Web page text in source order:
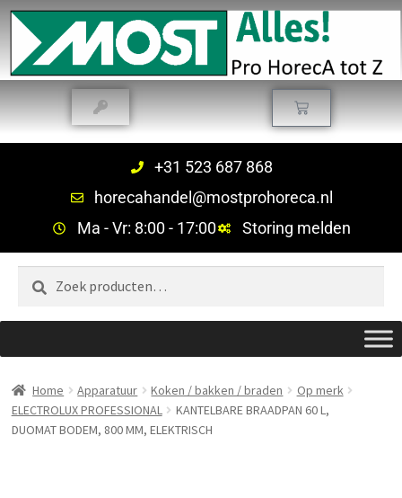
+31 523 687 868
horecahandel@mostprohoreca.nl
Ma - Vr: 8:00 - 17:00
Storing melden
Zoeken
Home Apparatuur Koken / bakken / braden
Op merk
ELECTROLUX PROFESSIONAL
KANTELBARE BRAADPAN 60 L,
DUOMAT BODEM, 800 MM, ELEKTRISCH